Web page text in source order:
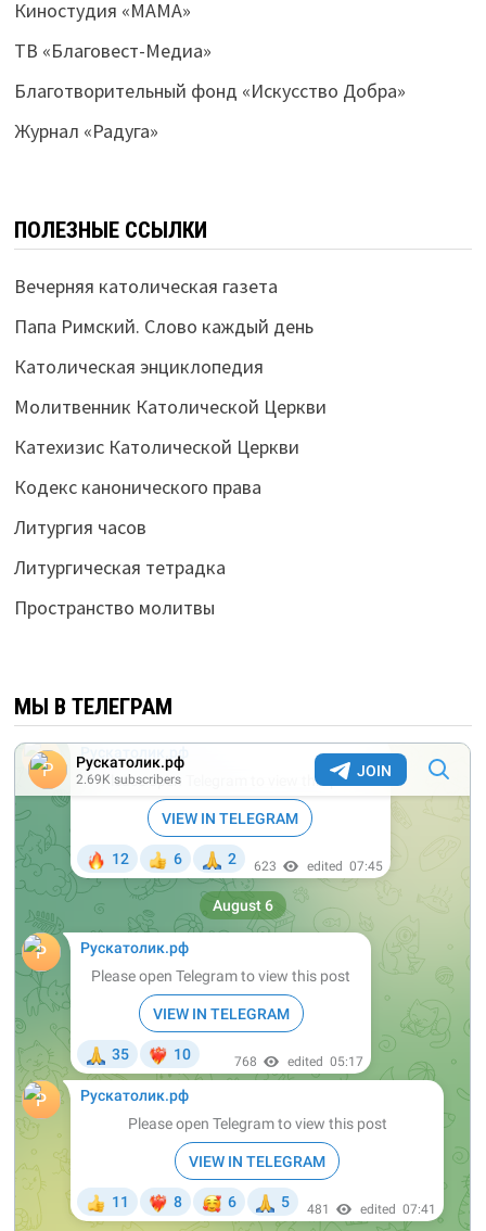
Киностудия «МАМА»
ТВ «Благовест-Медиа»
Благотворительный фонд «Искусство Добра»
Журнал «Радуга»
ПОЛЕЗНЫЕ ССЫЛКИ
Вечерняя католическая газета
Папа Римский. Слово каждый день
Католическая энциклопедия
Молитвенник Католической Церкви
Катехизис Католической Церкви
Кодекс канонического права
Литургия часов
Литургическая тетрадка
Пространство молитвы
МЫ В ТЕЛЕГРАМ